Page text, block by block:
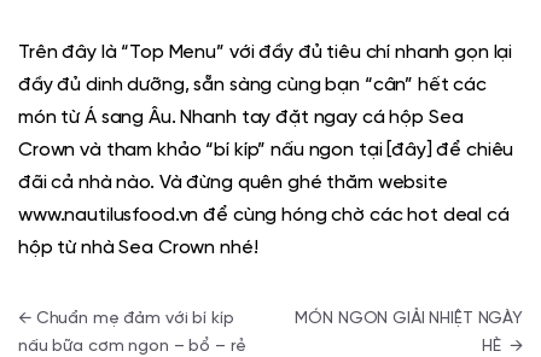
Trên đây là “Top Menu” với đầy đủ tiêu chí nhanh gọn lại
đầy đủ dinh dưỡng, sẵn sàng cùng bạn “cân” hết các
món từ Á sang Âu. Nhanh tay đặt ngay cá hộp Sea
Crown và tham khảo “bí kíp” nấu ngon tại [đây] để chiêu
đãi cả nhà nào. Và đừng quên ghé thăm website
www.nautilusfood.vn để cùng hóng chờ các hot deal cá
hộp từ nhà Sea Crown nhé!
Điều hướng bài viết
←Chuẩn mẹ đảm với bí kíp
nấu bữa cơm ngon – bổ – rẻ
MÓN NGON GIẢI NHIỆT NGÀY
HÈ→